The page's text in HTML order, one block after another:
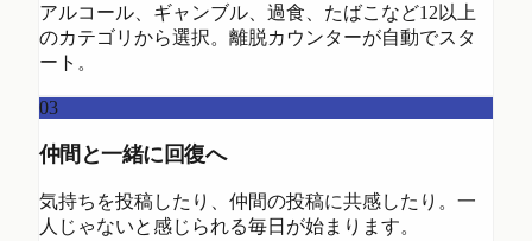
アルコール、ギャンブル、過食、たばこなど12以上
のカテゴリから選択。離脱カウンターが自動でスタ
ート。
03
仲間と一緒に回復へ
気持ちを投稿したり、仲間の投稿に共感したり。一
人じゃないと感じられる毎日が始まります。